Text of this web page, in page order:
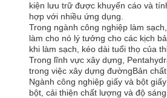
kiện lưu trữ được khuyến cáo và
hợp với nhiều ứng dụng.
Trong ngành công nghiệp làm
làm cho nó lý tưởng cho các kịch
khi làm sạch, kéo dài tuổi thọ của
Trong lĩnh vực xây dựng,
trong việc xây dựng đườngBản
Ngành công nghiệp giấy và bột
bột, cải thiện chất lượng và độ